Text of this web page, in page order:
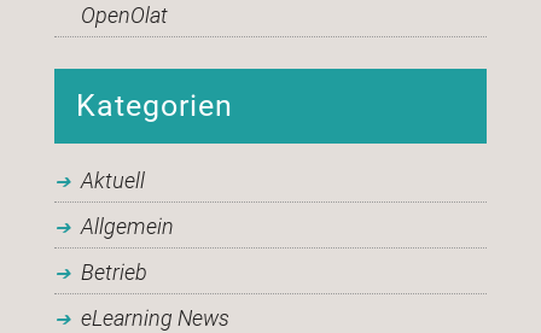
OpenOlat
Kategorien
Aktuell
Allgemein
Betrieb
eLearning News